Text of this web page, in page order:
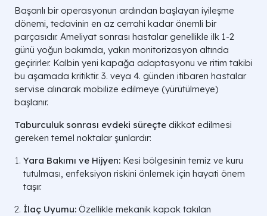
Başarılı bir operasyonun ardından başlayan iyileşme
dönemi, tedavinin en az cerrahi kadar önemli bir
parçasıdır. Ameliyat sonrası hastalar genellikle ilk 1-2
günü yoğun bakımda, yakın monitorizasyon altında
geçirirler. Kalbin yeni kapağa adaptasyonu ve ritim takibi
bu aşamada kritiktir. 3. veya 4. günden itibaren hastalar
servise alınarak mobilize edilmeye (yürütülmeye)
başlanır.
Taburculuk sonrası evdeki süreçte dikkat edilmesi
gereken temel noktalar şunlardır:
Yara Bakımı ve Hijyen: Kesi bölgesinin temiz ve kuru
tutulması, enfeksiyon riskini önlemek için hayati önem
taşır.
İlaç Uyumu: Özellikle mekanik kapak takılan